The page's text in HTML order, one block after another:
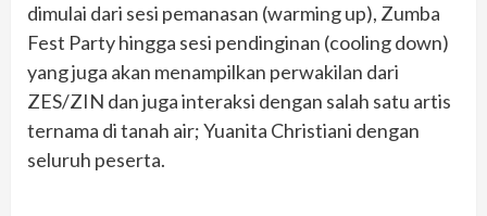
dimulai dari sesi pemanasan (warming up), Zumba
Fest Party hingga sesi pendinginan (cooling down)
yang juga akan menampilkan perwakilan dari
ZES/ZIN dan juga interaksi dengan salah satu artis
ternama di tanah air; Yuanita Christiani dengan
seluruh peserta.